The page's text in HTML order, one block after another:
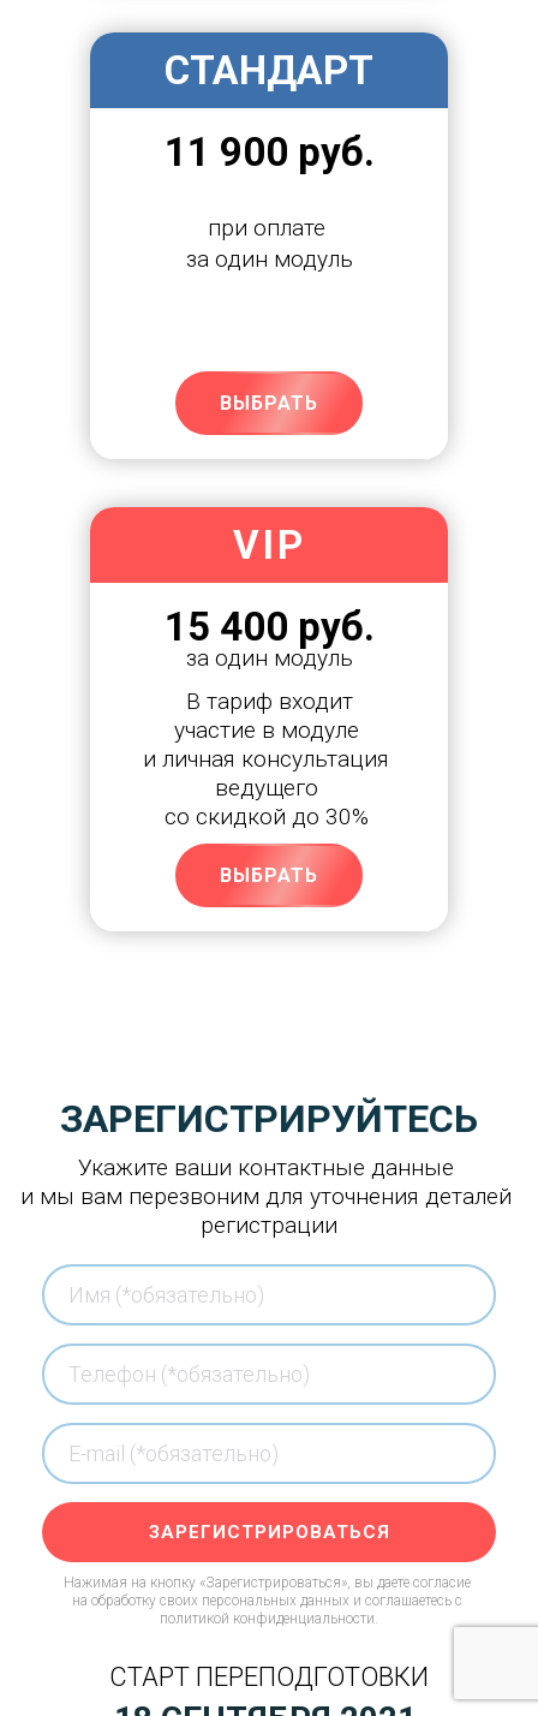
СТАНДАРТ
11 900 руб.
при оплате
за один модуль
ВЫБРАТЬ
VIP
15 400 руб.
за один модуль
В тариф входит
участие в модуле
и личная консультация
ведущего
со скидкой до 30%
ВЫБРАТЬ
ЗАРЕГИСТРИРУЙТЕСЬ
Укажите ваши контактные данные
и мы вам перезвоним для уточнения деталей
регистрации
ЗАРЕГИСТРИРОВАТЬСЯ
Нажимая на кнопку «Зарегистрироваться», вы даете согласие
политикой конфиденциальности
СТАРТ ПЕРЕПОДГОТОВКИ